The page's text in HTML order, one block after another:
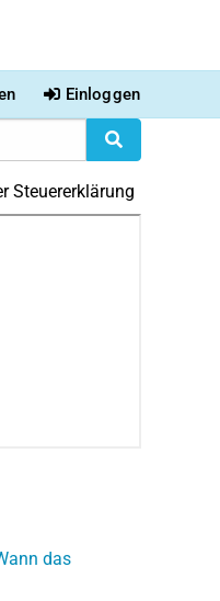
Einloggen
Steuererklärung
das